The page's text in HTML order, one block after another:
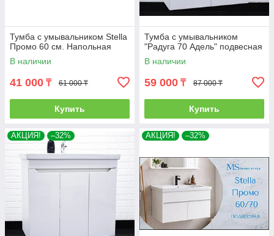
Тумба с умывальником Stella
Промо 60 см. Напольная
В наличии
41 000 ₸ 61 000 ₸
Купить
Тумба с умывальником
"Радуга 70 Адель" подвесная
В наличии
59 000 ₸ 87 000 ₸
Купить
АКЦИЯ! –32% АКЦИЯ! –32%